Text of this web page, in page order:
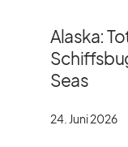
Alaska:
Seas
24. Juni 2026